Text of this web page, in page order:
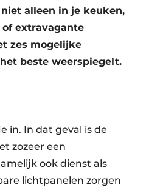
alleen in je keuken,
extravagante
zes mogelijke
beste weerspiegelt.
in. In dat geval is de
zozeer een
ook dienst als
lichtpanelen zorgen